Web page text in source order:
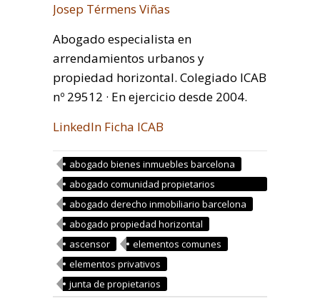
Josep Térmens Viñas
Abogado especialista en
arrendamientos urbanos y
propiedad horizontal. Colegiado ICAB
nº 29512 · En ejercicio desde 2004.
LinkedIn Ficha ICAB
abogado bienes inmuebles barcelona
abogado comunidad propietarios
barcelona
abogado derecho inmobiliario barcelona
abogado propiedad horizontal
ascensor
elementos comunes
elementos privativos
junta de propietarios